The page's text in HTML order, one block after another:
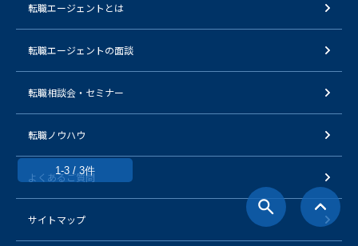
1-3 / 3件
転職エージェントとは
転職エージェントの面談
転職相談会・セミナー
転職ノウハウ
よくあるご質問
サイトマップ